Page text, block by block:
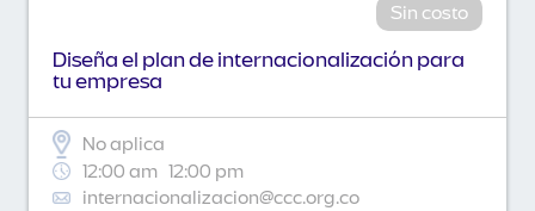
Sin costo
Diseña el plan de internacionalización para
tu empresa
No aplica
12:00 am 12:00 pm
internacionalizacion@ccc.org.co